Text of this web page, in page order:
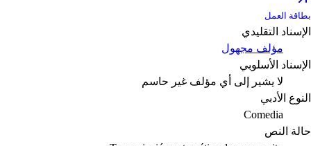
بطاقة العمل
الإسناد التقليدي
مؤلف مجهول
الإسناد الأسلوبي
لا يشير إلى أي مؤلف غير حاسم
النوع الأدبي
Comedia
حالة النص